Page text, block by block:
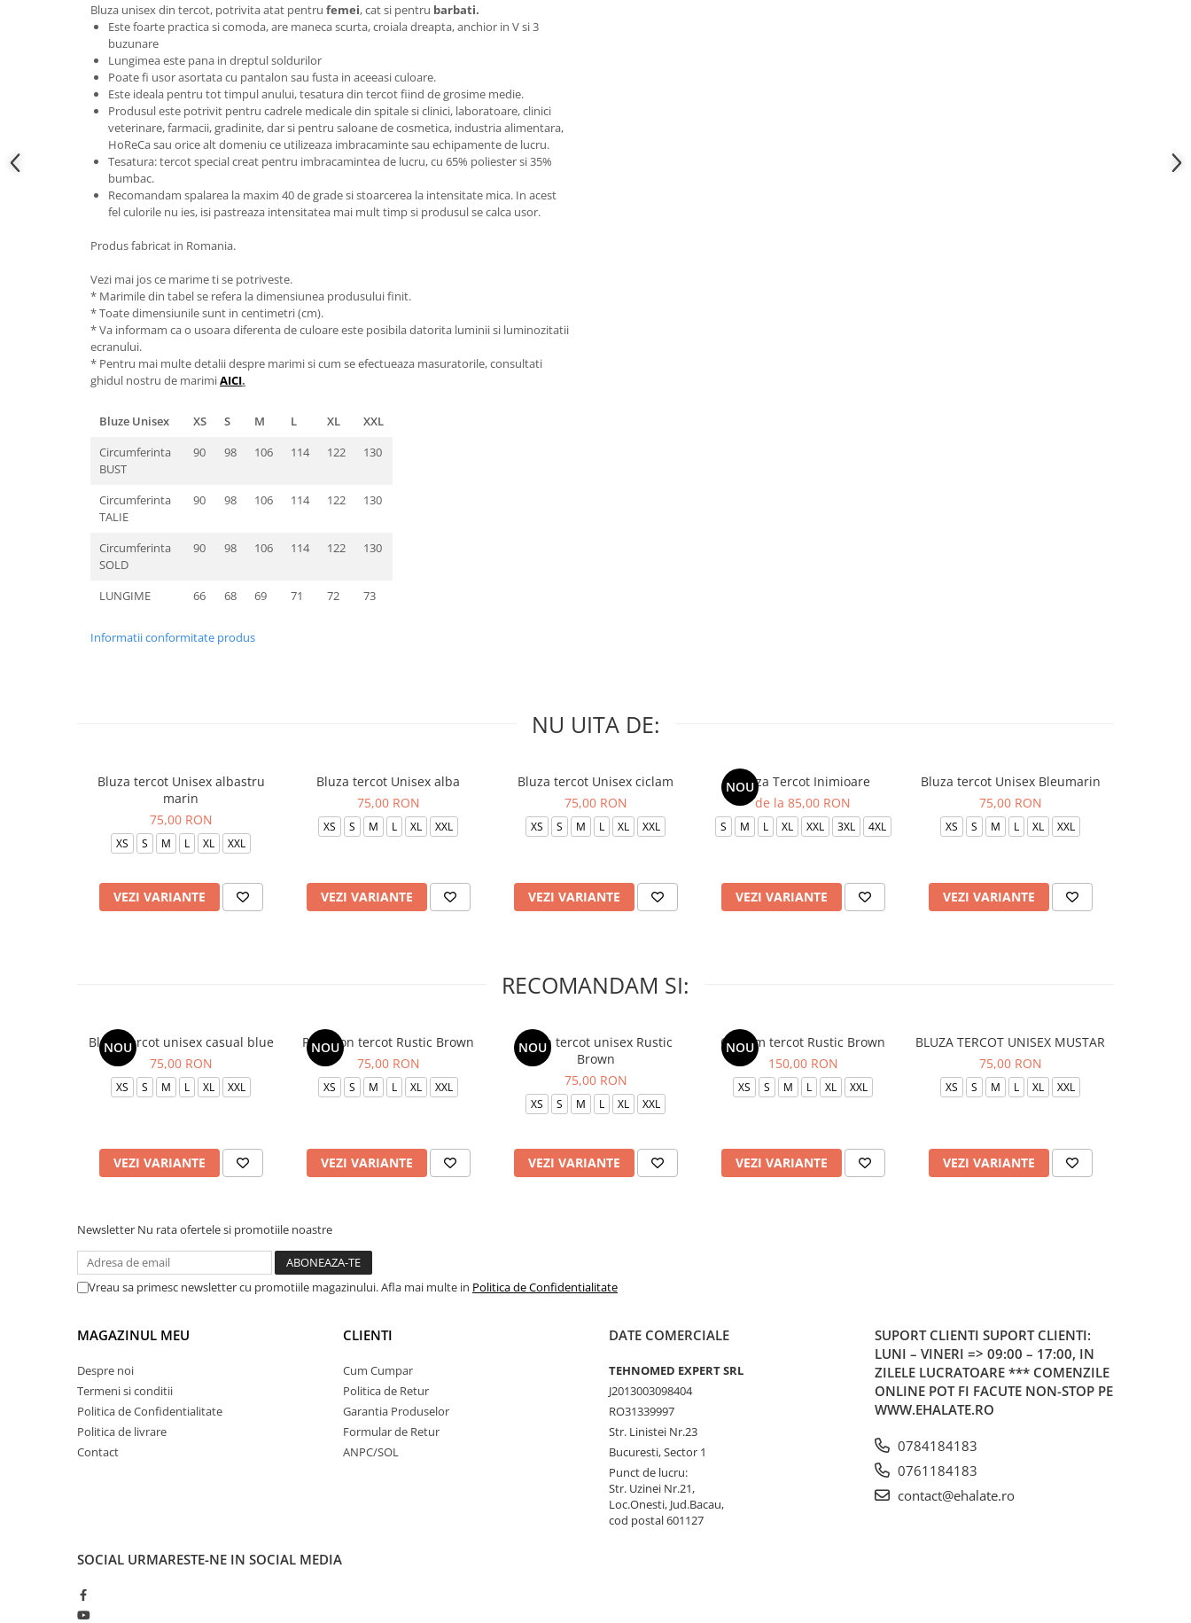
Bluza unisex din tercot, potrivita atat pentru femei, cat si pentru barbati.
Este foarte practica si comoda, are maneca scurta, croiala dreapta, anchior in V si 3
buzunare
Lungimea este pana in dreptul soldurilor
Poate fi usor asortata cu pantalon sau fusta in aceeasi culoare.
Este ideala pentru tot timpul anului, tesatura din tercot fiind de grosime medie.
Produsul este potrivit pentru cadrele medicale din spitale si clinici, laboratoare, clinici
veterinare, farmacii, gradinite, dar si pentru saloane de cosmetica, industria alimentara,
HoReCa sau orice alt domeniu ce utilizeaza imbracaminte sau echipamente de lucru.
Tesatura: tercot special creat pentru imbracamintea de lucru, cu 65% poliester si 35%
bumbac.
Recomandam spalarea la maxim 40 de grade si stoarcerea la intensitate mica. In acest
fel culorile nu ies, isi pastreaza intensitatea mai mult timp si produsul se calca usor.
Produs fabricat in Romania.
Vezi mai jos ce marime ti se potriveste.
* Marimile din tabel se refera la dimensiunea produsului finit.
* Toate dimensiunile sunt in centimetri (cm).
* Va informam ca o usoara diferenta de culoare este posibila datorita luminii si luminozitatii
ecranului.
* Pentru mai multe detalii despre marimi si cum se efectueaza masuratorile, consultati
ghidul nostru de marimiAICI.
Bluze Unisex XS S M L XL
XXL
Circumferinta
BUST
90 98 106 114 122 130
Circumferinta
TALIE
90 98 106 114 122 130
Circumferinta
SOLD
90 98 106 114 122 130
LUNGIME 66 68 69 71 72 73
Informatii conformitate produs
NU UITA DE:
Bluza tercot Unisex albastru
marin
75,00 RON
XS S M L XL XXL
VEZI VARIANTE
Bluza tercot Unisex alba
75,00 RON
XS S M L XL XXL
VEZI VARIANTE
Bluza tercot Unisex ciclam
75,00 RON
XS S M L XL XXL
VEZI VARIANTE
NOU
Bluza Tercot Inimioare
de la 85,00 RON
S M L XL XXL 3XL 4XL
VEZI VARIANTE
Bluza tercot Unisex Bleumarin
75,00 RON
XS S M L XL XXL
VEZI VARIANTE
RECOMANDAM SI:
NOU
Bluza tercot unisex casual blue
75,00 RON
XS S M L XL XXL
VEZI VARIANTE
NOU
Pantalon tercot Rustic Brown
75,00 RON
XS S M L XL XXL
VEZI VARIANTE
NOU
Bluza tercot unisex Rustic
Brown
75,00 RON
XS S M L XL XXL
VEZI VARIANTE
NOU
Costum tercot Rustic Brown
150,00 RON
XS S M L XL XXL
VEZI VARIANTE
BLUZA TERCOT UNISEX MUSTAR
75,00 RON
XS S M L XL XXL
VEZI VARIANTE
Newsletter Nu rata ofertele si promotiile noastre
Vreau sa primesc newsletter cu promotiile magazinului. Afla mai multe in Politica de Confidentialitate
MAGAZINUL MEU
Despre noi
Termeni si conditii
Politica de Confidentialitate
Politica de livrare
Contact
CLIENTI
Cum Cumpar
Politica de Retur
Garantia Produselor
Formular de Retur
ANPC/SOL
DATE COMERCIALE
TEHNOMED EXPERT SRL
J2013003098404
RO31339997
Str. Linistei Nr.23
Bucuresti, Sector 1
Punct de lucru:
Str. Uzinei Nr.21,
Loc.Onesti, Jud.Bacau,
cod postal 601127
SUPORT CLIENTI SUPORT CLIENTI:
LUNI – VINERI => 09:00 – 17:00, IN
ZILELE LUCRATOARE *** COMENZILE
ONLINE POT FI FACUTE NON-STOP PE
WWW.EHALATE.RO
0784184183
0761184183
contact@ehalate.ro
SOCIAL URMARESTE-NE IN SOCIAL MEDIA